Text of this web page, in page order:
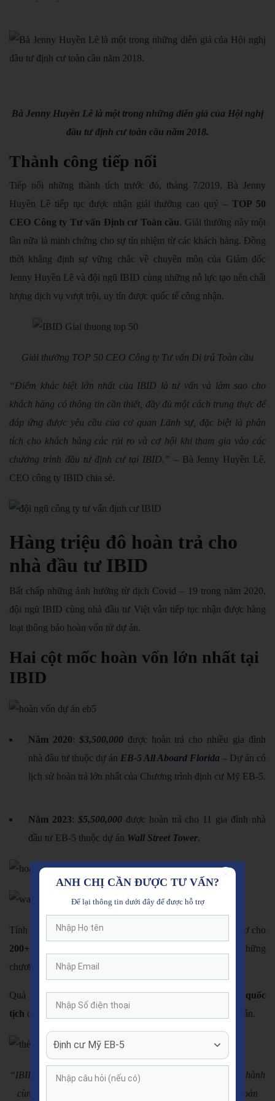
Bà Jenny Huyền Lê là một trong những diễn giả của Hội nghị
đầu tư định cư toàn cầu năm 2018.
Thành công tiếp nối
Tiếp nối những thành tích trước đó, tháng 7/2019, Bà Jenny
Huyền Lê tiếp tục được nhận giải thưởng cao quý –TOP 50
CEO Công ty Tư vấn Định cư Toàn cầu. Giải thưởng này một
lần nữa là minh chứng cho sự tín nhiệm từ các khách hàng. Đồng
thời khẳng định sự vững chắc về chuyên môn của Giám đốc
Jenny Huyền Lê và đội ngũ IBID cùng những nỗ lực tạo nên chất
lượng dịch vụ vượt trội, uy tín được quốc tế công nhận.
Giải thưởng TOP 50 CEO Công ty Tư vấn Di trú Toàn cầu
“Điểm khác biệt lớn nhất của IBID là tư vấn và làm sao cho
khách hàng có thông tin cần thiết, đầy đủ một cách trung thực để
đáp ứng được yêu cầu của cơ quan Lãnh sự, đặc biệt là phân
tích cho khách hàng các rủi ro và cơ hội khi tham gia vào các
chương trình đầu tư định cư tại IBID.” – Bà Jenny Huyền Lê,
CEO công ty IBID chia sẻ.
Hàng triệu đô hoàn trả cho
nhà đầu tư IBID
Bất chấp những ảnh hưởng từ dịch Covid – 19 trong năm 2020,
đội ngũ IBID cùng nhà đầu tư Việt vẫn tiếp tục nhận được hàng
loạt thông báo hoàn vốn từ dự án.
Hai cột mốc hoàn vốn lớn nhất tại
IBID
Năm 2020: $3,500,000được hoàn trả cho nhiều gia đình
nhà đầu tư thuộc dự án EB-5 All Aboard Florida – Dự án có
lịch sử hoàn trả lớn nhất của Chương trình định cư Mỹ EB-5.
Năm 2023: $5,500,000được hoàn trả cho 11 gia đình nhà
đầu tư EB-5 thuộc dự án Wall Street Tower.
Tính đến thời điểm hiện tại, đội ngũ IBID đã chuẩn bị hồ sơ cho
200+ gia đình Việt từ chương trình định cư Mỹ EB-5 cùng những
chương trình di trú Châu Âu, Canada, Caribbean khác.
Quả ngọt gặt hái sau những nỗ lực là800+thẻ xanh và quốc
tịch cho nhà đầu tư cùng gần từ dự án.
“IBID hướng đến các giá trị bền vững trên hành trình đồng hành
cùng nhà đầu tư thực hiện mục tiêu trao quyền công dân toàn
ANH CHỊ CẦN ĐƯỢC TƯ VẤN?
Để lại thông tin dưới đây để được hỗ trợ
Định cư Mỹ EB-5